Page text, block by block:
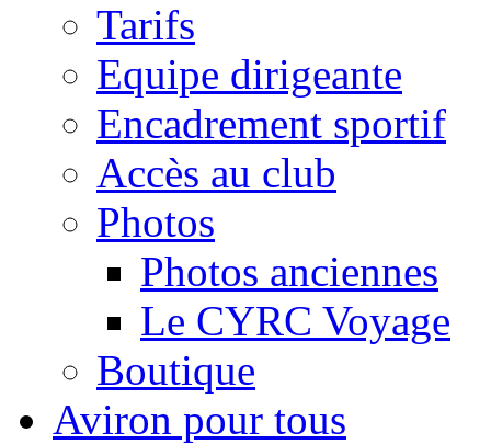
Tarifs
Equipe dirigeante
Encadrement sportif
Accès au club
Photos
Photos anciennes
Le CYRC Voyage
Boutique
Aviron pour tous